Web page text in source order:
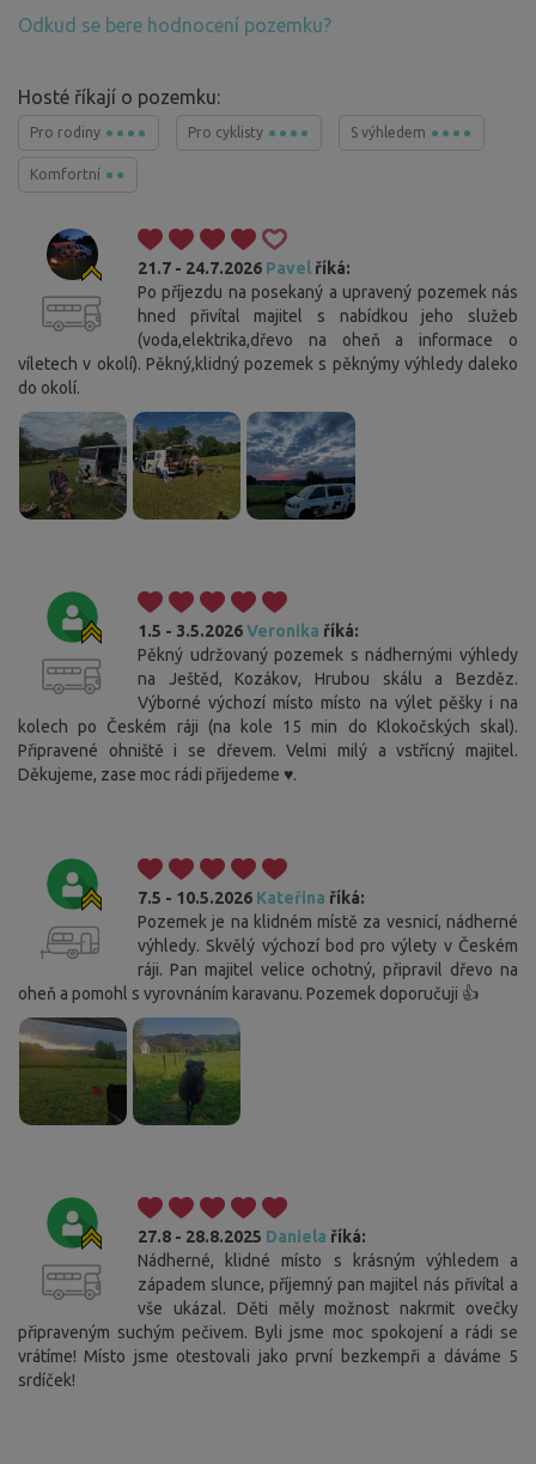
Odkud se bere hodnocení pozemku?
Hosté říkají o pozemku:
Pro rodiny Pro cyklisty S výhledem
Komfortní
21.7 - 24.7.2026 Pavel říká:
Po příjezdu na posekaný a upravený pozemek nás
hned přivítal majitel s nabídkou jeho služeb
(voda,elektrika,dřevo na oheň a informace o
víletech v okolí). Pěkný,klidný pozemek s pěknýmy výhledy daleko
do okolí.
1.5 - 3.5.2026Veronika říká:
Pěkný udržovaný pozemek s nádhernými výhledy
na Ještěd, Kozákov, Hrubou skálu a Bezděz.
Výborné výchozí místo místo na výlet pěšky i na
kolech po Českém ráji (na kole 15 min do Klokočských skal).
Připravené ohniště i se dřevem. Velmi milý a vstřícný majitel.
Děkujeme, zase moc rádi přijedeme ♥️.
7.5 - 10.5.2026 Kateřina říká:
Pozemek je na klidném místě za vesnicí, nádherné
výhledy. Skvělý výchozí bod pro výlety v Českém
ráji. Pan majitel velice ochotný, připravil dřevo na
oheň a pomohl s vyrovnáním karavanu. Pozemek doporučuji 👍
27.8 - 28.8.2025 Daniela říká:
Nádherné, klidné místo s krásným výhledem a
západem slunce, příjemný pan majitel nás přivítal a
vše ukázal. Děti měly možnost nakrmit ovečky
připraveným suchým pečivem. Byli jsme moc spokojení a rádi se
vrátíme! Místo jsme otestovali jako první bezkempři a dáváme 5
srdíček!